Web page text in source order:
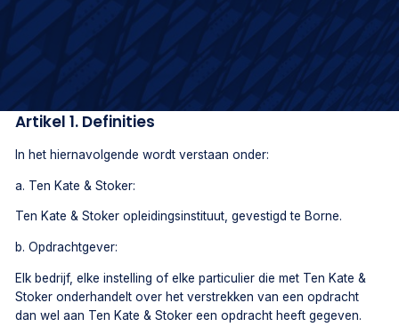
Artikel 1. Definities
In het hiernavolgende wordt verstaan onder:
a. Ten Kate & Stoker:
Ten Kate & Stoker opleidingsinstituut, gevestigd te Borne.
b. Opdrachtgever:
Elk bedrijf, elke instelling of elke particulier die met Ten Kate &
Stoker onderhandelt over het verstrekken van een opdracht
dan wel aan Ten Kate & Stoker een opdracht heeft gegeven.